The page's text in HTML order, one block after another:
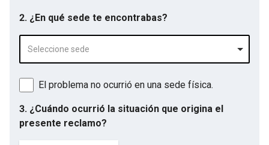
2. ¿En qué sede te encontrabas?
Seleccione sede
El problema no ocurrió en una sede física.
3. ¿Cuándo ocurrió la situación que origina el
presente reclamo?